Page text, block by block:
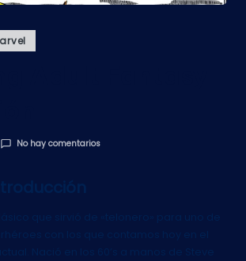
No hay comentarios
que sirvió de «telonero» para uno de
con los que contamos hoy en el
Nació en los 60’s a manos de Steve